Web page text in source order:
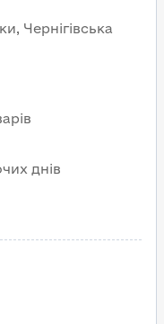
Чернігівська
днів